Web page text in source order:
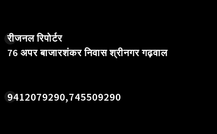
रीजनल रिपोर्टर
76 अपर बाजारशंकर निवास श्रीनगर गढ़वाल
9412079290,745509290